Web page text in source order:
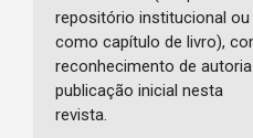
repositório institucional ou
como capítulo de livro),
reconhecimento de
publicação inicial nesta
revista.